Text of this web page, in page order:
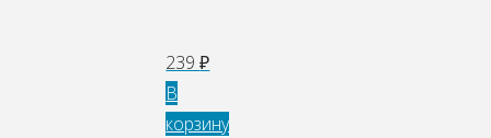
239₽
В
корзину